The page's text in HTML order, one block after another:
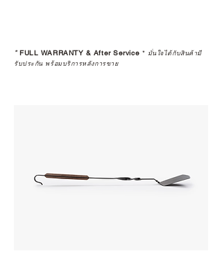
*FULL WARRANTY & After Service * มั่นใจได้กับสินค้ามี
รับประกัน พร้อมบริการหลังการขาย